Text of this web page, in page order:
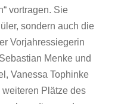
vortragen. Sie
sondern auch die
Vorjahressiegerin
Menke und
Vanessa Tophinke
Plätze des